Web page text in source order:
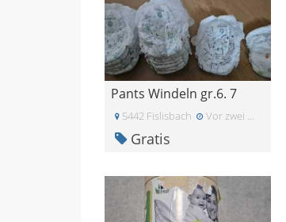
Pants Windeln gr.6. 7
5442 Fislisbach Vor zwei Monaten
Gratis